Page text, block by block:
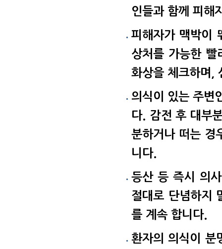
인들과 함께 피해
피해자가 맥박이
상처를 가능한 빨
화상을 체크하며,
의식이 있는 주변
다. 감전 후 대부
분하거나 떠는 경
니다.
등산 등 즉시 의
절대로 단념하지
를 계속 합니다.
환자의 의식이 분